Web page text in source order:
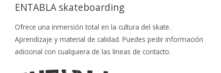
ENTABLA skateboarding
Ofrece una inmersión total en la cultura del skate.
Aprendizaje y material de calidad. Puedes pedir información
adicional con cualquiera de las lineas de contacto.